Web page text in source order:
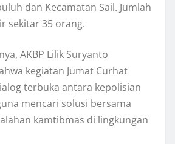
dan Kecamatan Sail. Jumlah
sekitar 35 orang.
AKBP Lilik Suryanto
kegiatan Jumat Curhat
terbuka antara kepolisian
mencari solusi bersama
kamtibmas di lingkungan